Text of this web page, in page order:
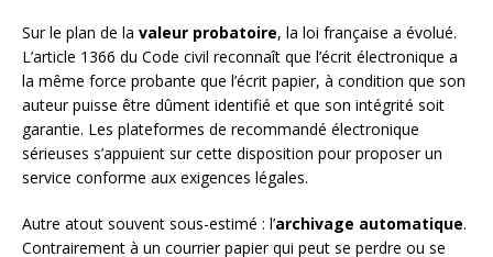
Sur le plan de la valeur probatoire, la loi française a évolué.
L’article 1366 du Code civil reconnaît que l’écrit électronique a
la même force probante que l’écrit papier, à condition que son
auteur puisse être dûment identifié et que son intégrité soit
garantie. Les plateformes de recommandé électronique
sérieuses s’appuient sur cette disposition pour proposer un
service conforme aux exigences légales.
Autre atout souvent sous-estimé : l’archivage automatique.
Contrairement à un courrier papier qui peut se perdre ou se